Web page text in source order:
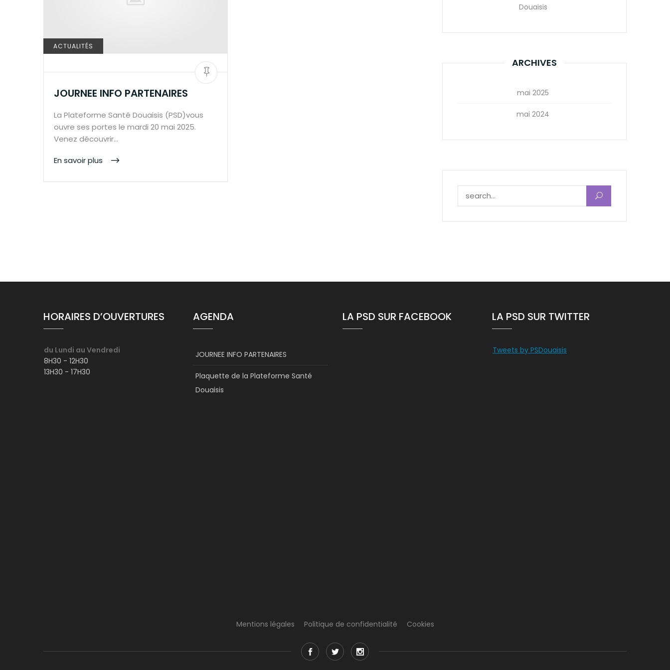
ACTUALITÉS
JOURNEE INFO PARTENAIRES
La Plateforme Santé Douaisis (PSD)vous
ouvre ses portes le mardi 20 mai 2025.
Venez découvrir…
En savoir plus
Douaisis
ARCHIVES
mai 2025
mai 2024
HORAIRES D’OUVERTURES
du Lundi au Vendredi
8H30 - 12H30
13H30 - 17H30
AGENDA
JOURNEE INFO PARTENAIRES
Plaquette de la Plateforme Santé
Douaisis
LA PSD SUR FACEBOOK LA PSD SUR TWITTER
Tweets by PSDouaisis
Mentions légales Politique de confidentialité Cookies